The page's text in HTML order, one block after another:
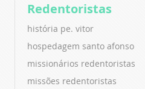
Redentoristas
história pe. vitor
hospedagem santo afonso
missionários redentoristas
missões redentoristas